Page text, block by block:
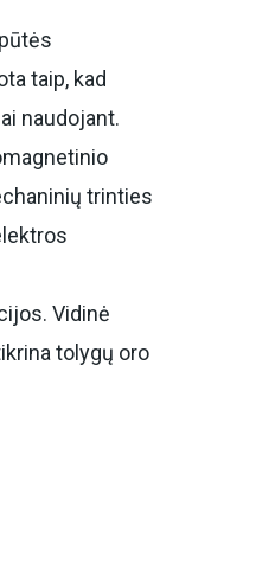
taip, kad
naudojant.
trinties
Vidinė
tolygų oro